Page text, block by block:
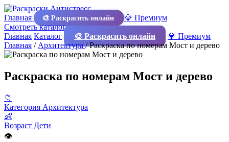
Главная 🎨 Раскрасить онлайн
💎 Премиум
Смотреть каталог
Главная Каталог 🎨 Раскрасить онлайн
💎 Премиум
Главная / Архитектура/Раскраска по номерам Мост и дерево
Раскраска по номерам Мост и дерево
📁
Категория Архитектура
👶
Возраст Дети
👁